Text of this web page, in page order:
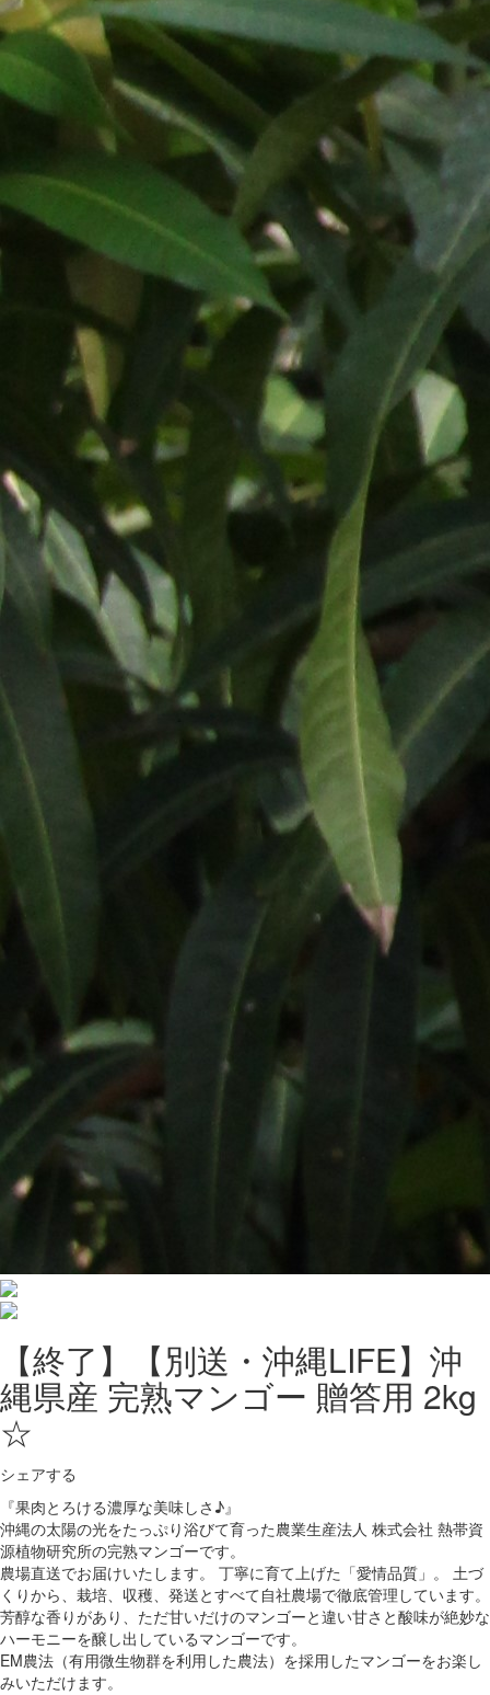
【終了】【別送・沖縄LIFE】沖
縄県産 完熟マンゴー 贈答用 2kg
☆
シェアする
『果肉とろける濃厚な美味しさ♪』
沖縄の太陽の光をたっぷり浴びて育った農業生産法人 株式会社 熱帯資
源植物研究所の完熟マンゴーです。
農場直送でお届けいたします。 丁寧に育て上げた「愛情品質」。 土づ
くりから、栽培、収穫、発送とすべて自社農場で徹底管理しています。
芳醇な香りがあり、ただ甘いだけのマンゴーと違い甘さと酸味が絶妙な
ハーモニーを醸し出しているマンゴーです。
EM農法（有用微生物群を利用した農法）を採用したマンゴーをお楽し
みいただけます。